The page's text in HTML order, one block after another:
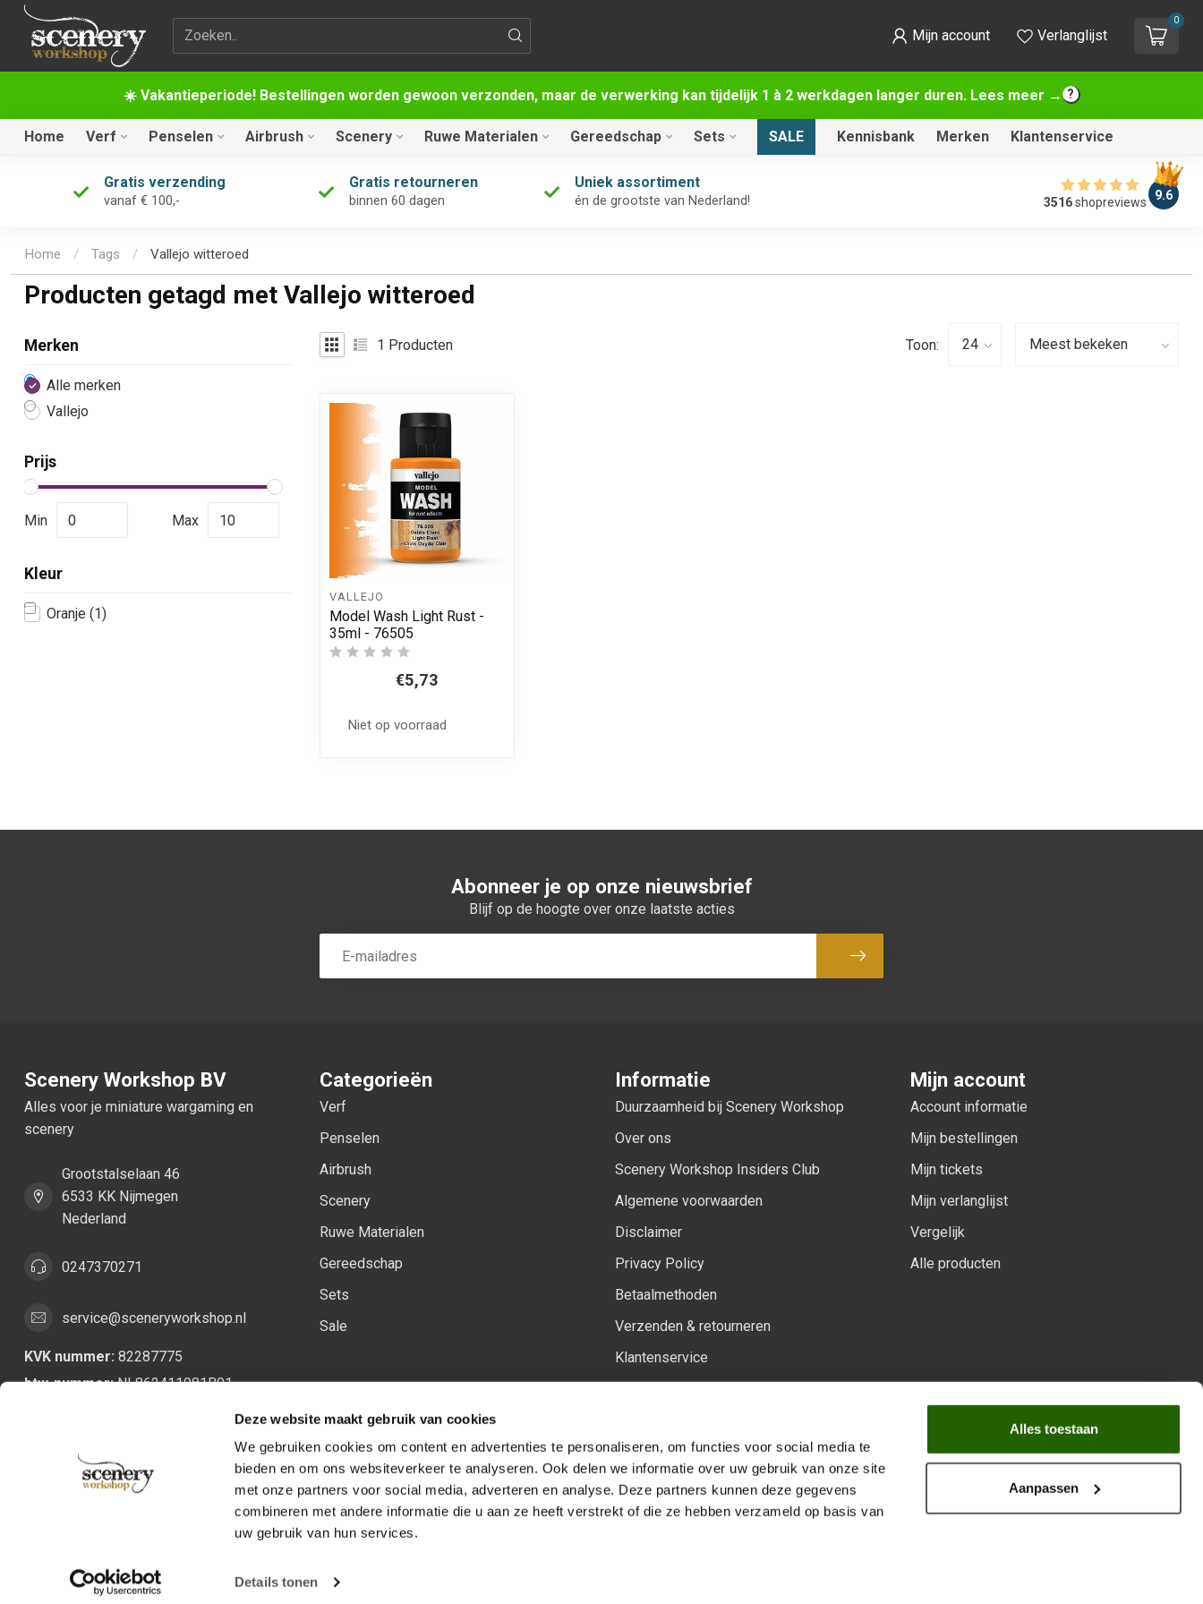
Deze website maakt gebruik van cookies
We gebruiken cookies om content en advertenties te personaliseren, om functies voor social media te
bieden en om ons websiteverkeer te analyseren. Ook delen we informatie over uw gebruik van onze site
met onze partners voor social media, adverteren en analyse. Deze partners kunnen deze gegevens
combineren met andere informatie die u aan ze heeft verstrekt of die ze hebben verzameld op basis van
uw gebruik van hun services.
Details tonen
Alles toestaan
Aanpassen
☀️ Vakantieperiode! Bestellingen worden gewoon verzonden, maar de verwerking kan tijdelijk 1 à 2 werkdagen langer duren. Lees meer →
Zoekterm Mijn account Verlanglijst
0
Home Verf Penselen Airbrush Scenery Ruwe Materialen Gereedschap Sets SALE Kennisbank Merken Klantenservice
Gratis verzending
vanaf € 100,-
Gratis retourneren
binnen 60 dagen
Uniek assortiment
én de grootste van Nederland! 3516shopreviews 9.6
Home / Tags / Vallejo witteroed
Producten getagd met Vallejo witteroed
Merken
Alle merken
Vallejo
Kleur
Oranje (1)
Prijs
Min Max
1 Producten Toon:
VALLEJO
Model Wash Light Rust -
35ml - 76505
€5,73
Niet op voorraad
Abonneer je op onze nieuwsbrief
Blijf op de hoogte over onze laatste acties
Abonneer
Scenery Workshop BV
Alles voor je miniature wargaming en
scenery
Grootstalselaan 46
6533 KK Nijmegen
Nederland
0247370271
service@sceneryworkshop.nl
KVK nummer: 82287775
btw-nummer:NL862411981B01
Categorieën
Verf
Penselen
Airbrush
Scenery
Ruwe Materialen
Gereedschap
Sets
Sale
Informatie
Duurzaamheid bij Scenery Workshop
Over ons
Scenery Workshop Insiders Club
Algemene voorwaarden
Disclaimer
Privacy Policy
Betaalmethoden
Verzenden & retourneren
Klantenservice
Mijn account
Account informatie
Mijn bestellingen
Mijn tickets
Mijn verlanglijst
Vergelijk
Alle producten
Volg ons op:
Facebook
YoutubeInstagram